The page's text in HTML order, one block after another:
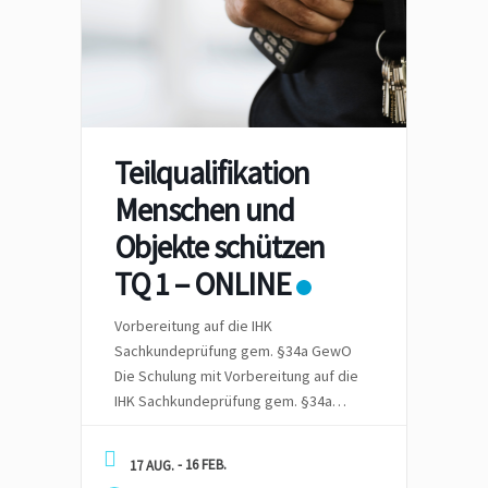
Teilqualifikation
Menschen und
Objekte schützen
TQ 1 – ONLINE
Vorbereitung auf die IHK
Sachkundeprüfung gem. §34a GewO
Die Schulung mit Vorbereitung auf die
IHK Sachkundeprüfung gem. §34a
angeboten. Die Zeit für die
17 AUG.- 16 FEB.